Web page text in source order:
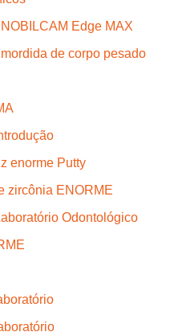
Edge MAX
de corpo pesado
enorme Putty
zircônia ENORME
Odontológico